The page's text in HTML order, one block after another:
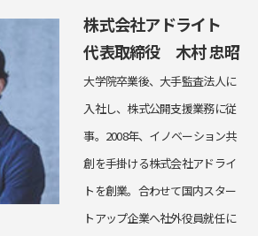
株式会社アドライト
代表取締役 木村 忠昭
大学院卒業後、大手監査法人に
入社し、株式公開支援業務に従
事。2008年、イノベーション共
創を手掛ける株式会社アドライ
トを創業。合わせて国内スター
トアップ企業へ社外役員就任に